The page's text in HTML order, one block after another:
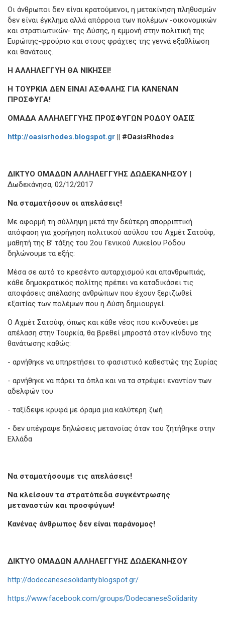
Οι άνθρωποι δεν είναι κρατούμενοι, η μετακίνηση πληθυσμών
δεν είναι έγκλημα αλλά απόρροια των πολέμων -οικονομικών
και στρατιωτικών- της Δύσης, η εμμονή στην πολιτική της
Ευρώπης-φρούριο και στους φράχτες της γεννά εξαθλίωση
και θανάτους.
Η ΑΛΛΗΛΕΓΓΥΗ ΘΑ ΝΙΚΗΣΕΙ!
Η ΤΟΥΡΚΙΑ ΔΕΝ ΕΙΝΑΙ ΑΣΦΑΛΗΣ ΓΙΑ ΚΑΝΕΝΑΝ
ΠΡΟΣΦΥΓΑ!
ΟΜΑΔΑ ΑΛΛΗΛΕΓΓΥΗΣ ΠΡΟΣΦΥΓΩΝ ΡΟΔΟΥ ΟΑΣΙΣ
http://oasisrhodes.blogspot.gr || #OasisRhodes
ΔΙΚΤΥΟ ΟΜΑΔΩΝ ΑΛΛΗΛΕΓΓΥΗΣ ΔΩΔΕΚΑΝΗΣΟΥ |
Δωδεκάνησα, 02/12/2017
Να σταματήσουν οι απελάσεις!
Με αφορμή τη σύλληψη μετά την δεύτερη απορριπτική
απόφαση για χορήγηση πολιτικού ασύλου του Αχμέτ Σατούφ,
μαθητή της Β’ τάξης του 2ου Γενικού Λυκείου Ρόδου
δηλώνουμε τα εξής:
Μέσα σε αυτό το κρεσέντο αυταρχισμού και απανθρωπιάς,
κάθε δημοκρατικός πολίτης πρέπει να καταδικάσει τις
αποφάσεις απέλασης ανθρώπων που έχουν ξεριζωθεί
εξαιτίας των πολέμων που η Δύση δημιουργεί.
Ο Αχμέτ Σατούφ, όπως και κάθε νέος που κινδυνεύει με
απέλαση στην Τουρκία, θα βρεθεί μπροστά στον κίνδυνο της
θανάτωσης καθώς:
- αρνήθηκε να υπηρετήσει το φασιστικό καθεστώς της Συρίας
- αρνήθηκε να πάρει τα όπλα και να τα στρέψει εναντίον των
αδελφών του
- ταξίδεψε κρυφά με όραμα μια καλύτερη ζωή
- δεν υπέγραψε δηλώσεις μετανοίας όταν του ζητήθηκε στην
Ελλάδα
Να σταματήσουμε τις απελάσεις!
Να κλείσουν τα στρατόπεδα συγκέντρωσης
μεταναστών και προσφύγων!
Κανένας άνθρωπος δεν είναι παράνομος!
ΔΙΚΤΥΟ ΟΜΑΔΩΝ ΑΛΛΗΛΕΓΓΥΗΣ ΔΩΔΕΚΑΝΗΣΟΥ
http://dodecanesesolidarity.blogspot.gr/
https://www.facebook.com/groups/DodecaneseSolidarity